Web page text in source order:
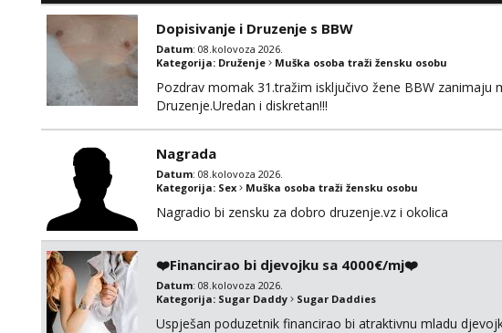
Dopisivanje i Druzenje s BBW
Datum: 08.kolovoza 2026.
Kategorija: Druženje Muška osoba traži žensku osobu
Pozdrav momak 31.tražim isključivo žene BBW zanimaju
Druzenje.Uredan i diskretan!!!
Nagrada
Datum: 08.kolovoza 2026.
Kategorija: Sex Muška osoba traži žensku osobu
Nagradio bi zensku za dobro druzenje.vz i okolica
❤️Financirao bi djevojku sa 4000€/mj❤️
Datum: 08.kolovoza 2026.
Kategorija: Sugar Daddy Sugar Daddies
Uspješan poduzetnik financirao bi atraktivnu mladu